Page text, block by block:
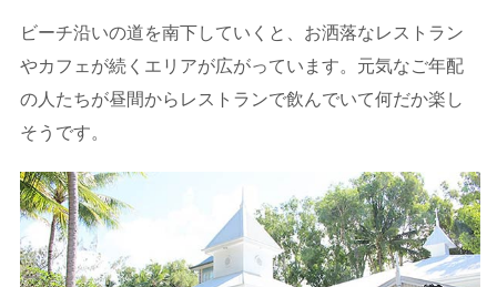
ビーチ沿いの道を南下していくと、お洒落なレストラン
やカフェが続くエリアが広がっています。元気なご年配
の人たちが昼間からレストランで飲んでいて何だか楽し
そうです。